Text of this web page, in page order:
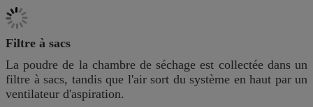
Filtre à sacs
La poudre de la chambre de séchage est collectée dans un
filtre à sacs, tandis que l'air sort du système en haut par un
ventilateur d'aspiration.